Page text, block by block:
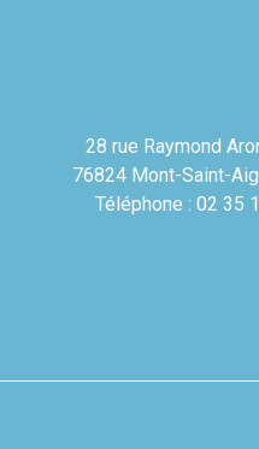
28 rue Raymond
76824 Mont-Saint-
Téléphone : 02 35